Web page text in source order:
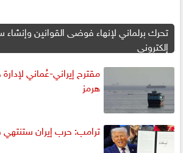
تحرك برلماني لإنهاء فوضى القوانين
إلكتروني
مقترح إيراني-عُماني
هرمز
ترامب: حرب إيران ستنتهي